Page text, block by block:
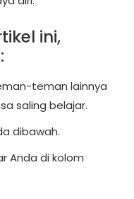
ini,
teman lainnya
saling belajar.
dibawah.
Anda di kolom